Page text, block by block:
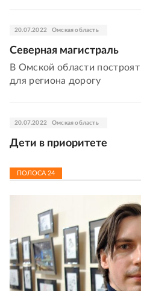
20.07.2022 Омская область
Северная магистраль
В Омской области
для региона дорогу
20.07.2022 Омская область
Дети в приоритете
ПОЛОСА 24